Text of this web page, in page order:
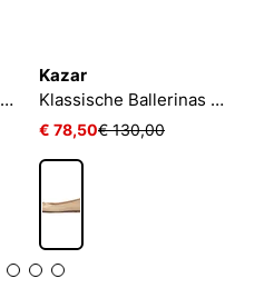
Lederballerinas mit goldenen Nasen
Kazar
Klassische Ballerinas mit verlängerter Nase
€ 78,50€ 130,00